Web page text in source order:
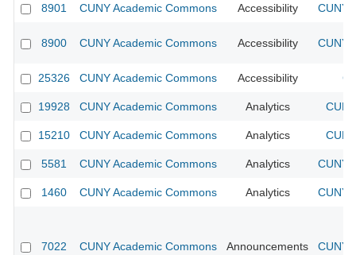
8901 CUNY Academic Commons Accessibility CUNY
8900 CUNY Academic Commons Accessibility CUNY
25326 CUNY Academic Commons Accessibility
19928 CUNY Academic Commons Analytics
15210 CUNY Academic Commons Analytics
5581 CUNY Academic Commons Analytics CUNY
1460 CUNY Academic Commons Analytics CUNY
7022 CUNY Academic Commons Announcements CUNY